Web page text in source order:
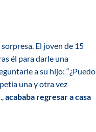
El joven de 15
él para darle una
a su hijo: “¿Puedo
una y otra vez
acababa regresar a casa